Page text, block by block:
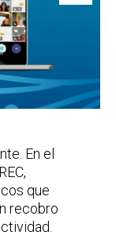
En el
que
recobro